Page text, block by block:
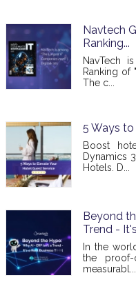
Navtech
Ranking...
NavTech
Ranking of
The c...
5 Ways
Boost
Dynamics
Hotels. D...
Beyond
Trend -
In the
the proof-
measurabl...